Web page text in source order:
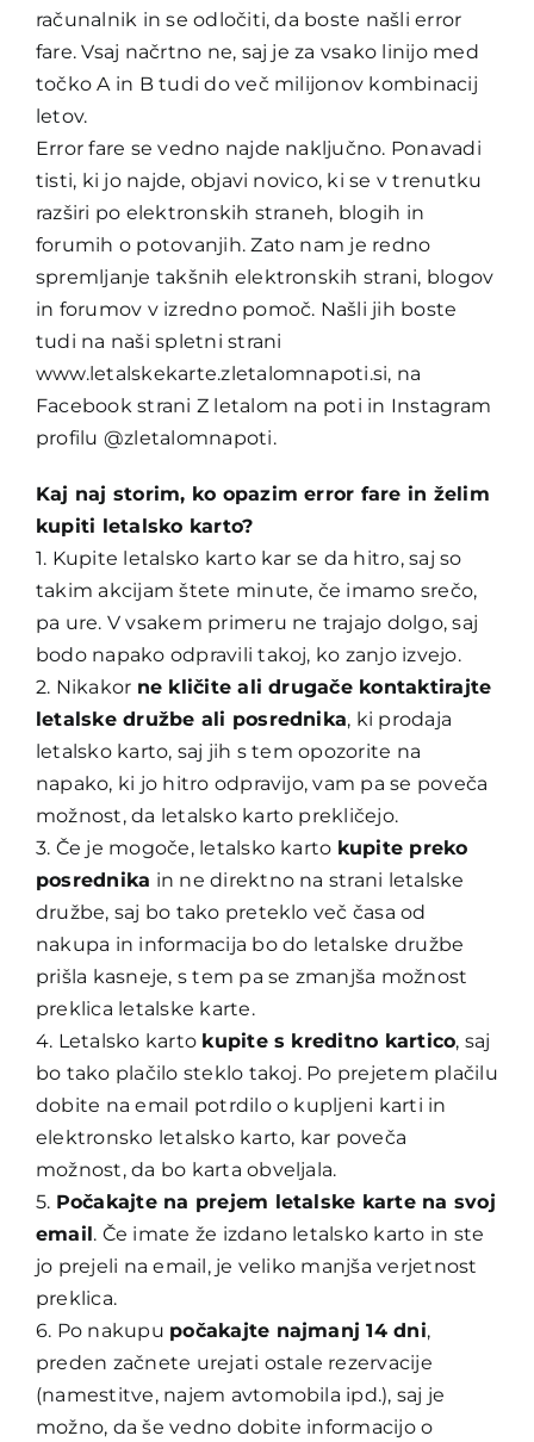
računalnik in se odločiti, da boste našli error
fare. Vsaj načrtno ne, saj je za vsako linijo med
točko A in B tudi do več milijonov kombinacij
letov.
Error fare se vedno najde naključno. Ponavadi
tisti, ki jo najde, objavi novico, ki se v trenutku
razširi po elektronskih straneh, blogih in
forumih o potovanjih. Zato nam je redno
spremljanje takšnih elektronskih strani, blogov
in forumov v izredno pomoč. Našli jih boste
tudi na naši spletni strani
www.letalskekarte.zletalomnapoti.si, na
Facebook strani Z letalom na poti in Instagram
profilu @zletalomnapoti.
Kaj naj storim, ko opazim error fare in želim
kupiti letalsko karto?
1. Kupite letalsko karto kar se da hitro, saj so
takim akcijam štete minute, če imamo srečo,
pa ure. V vsakem primeru ne trajajo dolgo, saj
bodo napako odpravili takoj, ko zanjo izvejo.
2. Nikakor ne kličite ali drugače kontaktirajte
letalske družbe ali posrednika, ki prodaja
letalsko karto, saj jih s tem opozorite na
napako, ki jo hitro odpravijo, vam pa se poveča
možnost, da letalsko karto prekličejo.
3. Če je mogoče, letalsko karto kupite preko
posrednika in ne direktno na strani letalske
družbe, saj bo tako preteklo več časa od
nakupa in informacija bo do letalske družbe
prišla kasneje, s tem pa se zmanjša možnost
preklica letalske karte.
4. Letalsko karto kupite s kreditno kartico, saj
bo tako plačilo steklo takoj. Po prejetem plačilu
dobite na email potrdilo o kupljeni karti in
elektronsko letalsko karto, kar poveča
možnost, da bo karta obveljala.
5. Počakajte na prejem letalske karte na svoj
email. Če imate že izdano letalsko karto in ste
jo prejeli na email, je veliko manjša verjetnost
preklica.
6. Po nakupu počakajte najmanj 14 dni,
preden začnete urejati ostale rezervacije
(namestitve, najem avtomobila ipd.), saj je
možno, da še vedno dobite informacijo o